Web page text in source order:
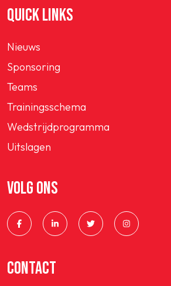
QUICK LINKS
Nieuws
Sponsoring
Teams
Trainingsschema
Wedstrijdprogramma
Uitslagen
VOLG ONS
CONTACT